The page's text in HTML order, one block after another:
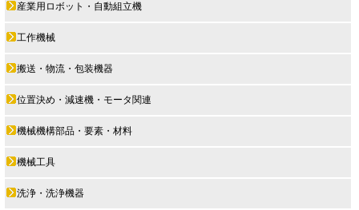
産業用ロボット・自動組立機
工作機械
搬送・物流・包装機器
位置決め・減速機・モータ関連
機械機構部品・要素・材料
機械工具
洗浄・洗浄機器